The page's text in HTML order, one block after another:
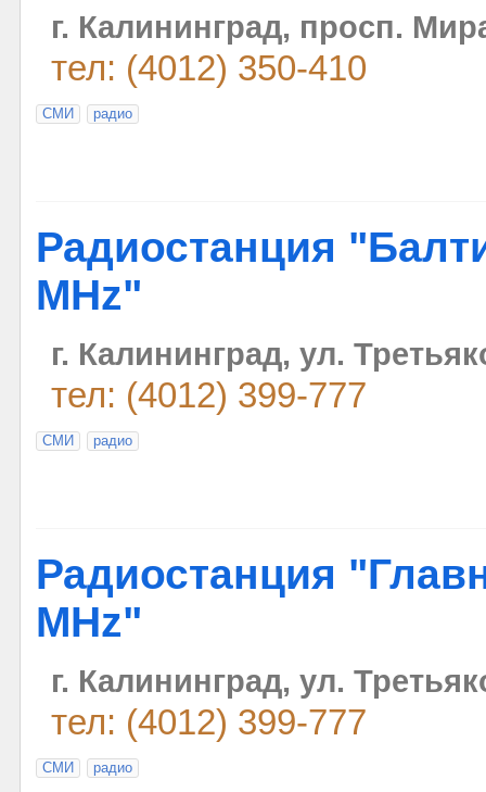
г. Калининград, просп.
тел: (4012) 350-410
СМИ радио
Радиостанция
MHz"
г. Калининград, ул.
тел: (4012) 399-777
СМИ радио
Радиостанция
MHz"
г. Калининград, ул.
тел: (4012) 399-777
СМИ радио